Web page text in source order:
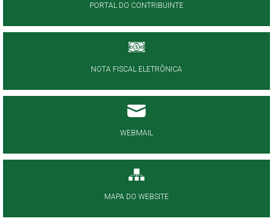
PORTAL DO CONTRIBUINTE
NOTA FISCAL ELETRÔNICA
WEBMAIL
MAPA DO WEBSITE